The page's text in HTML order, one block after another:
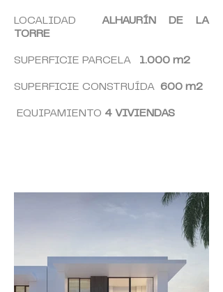
LOCALIDAD
ALHAURÍN DE LA
TORRE
SUPERFICIE PARCELA 1.000 m2
SUPERFICIE CONSTRUÍDA 600 m2
EQUIPAMIENTO 4 VIVIENDAS